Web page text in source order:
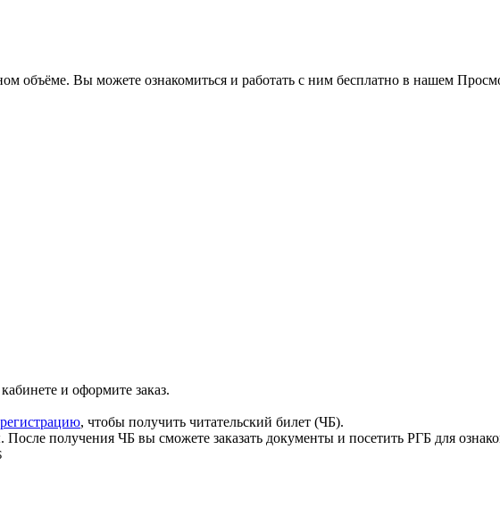
объёме. Вы можете ознакомиться и работать с ним бесплатно в нашем
и оформите заказ.
, чтобы получить читательский билет (ЧБ).
получения ЧБ вы сможете заказать документы и посетить РГБ для